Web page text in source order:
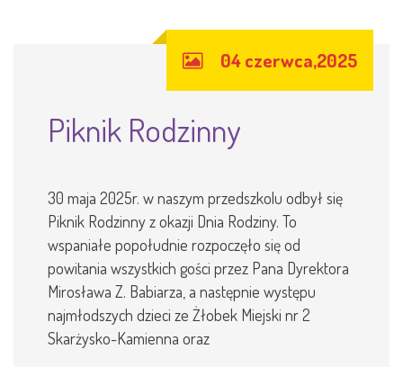
04 czerwca,2025
Piknik Rodzinny
30 maja 2025r. w naszym przedszkolu odbył się
Piknik Rodzinny z okazji Dnia Rodziny. To
wspaniałe popołudnie rozpoczęło się od
powitania wszystkich gości przez Pana Dyrektora
Mirosława Z. Babiarza, a następnie występu
najmłodszych dzieci ze Żłobek Miejski nr 2
Skarżysko-Kamienna oraz